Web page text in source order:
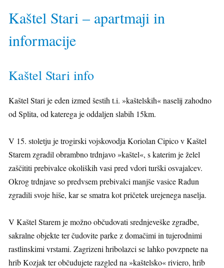
Kaštel Stari – apartmaji in
informacije
Kaštel Stari info
Kaštel Stari je eden izmed šestih t.i. »kaštelskih« naselij zahodno
od Splita, od katerega je oddaljen slabih 15km.
V 15. stoletju je trogirski vojskovodja Koriolan Cipico v Kaštel
Starem zgradil obrambno trdnjavo »kaštel«, s katerim je želel
zaščititi prebivalce okoliških vasi pred vdori turški osvajalcev.
Okrog trdnjave so predvsem prebivalci manjše vasice Radun
zgradili svoje hiše, kar se smatra kot pričetek urejenega naselja.
V Kaštel Starem je možno občudovati srednjeveške zgradbe,
sakralne objekte ter čudovite parke z domačimi in tujerodnimi
rastlinskimi vrstami. Zagrizeni hribolazci se lahko povzpnete na
hrib Kozjak ter občudujete razgled na »kaštelsko« riviero, hrib